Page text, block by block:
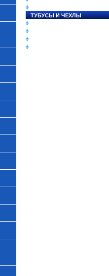
ТУБУСЫ И ЧЕХЛЫ